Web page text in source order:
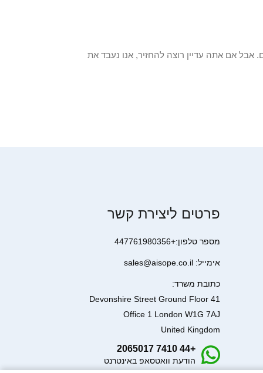
פריט / ים. אבל אם אתה עדיין רוצה להחזיר, אנו נעבד את
פרטים ליצירת קשר
מספר טלפון:+447761980356
אימייל: sales@aisope.co.il
כתובת משרד:
41 Devonshire Street Ground Floor
Office 1 London W1G 7AJ
United Kingdom
+44 7410 2065017
הודעת וואטסאפ באינטרנט